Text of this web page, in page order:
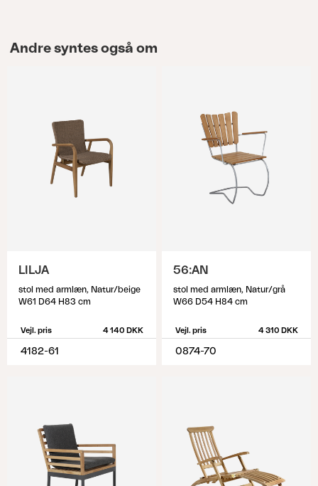
Andre syntes også om
LILJA
stol med armlæn, Natur/beige
W61 D64 H83 cm
Vejl. pris 4 140 DKK
4182-61
56:AN
stol med armlæn, Natur/grå
W66 D54 H84 cm
Vejl. pris 4 310 DKK
0874-70